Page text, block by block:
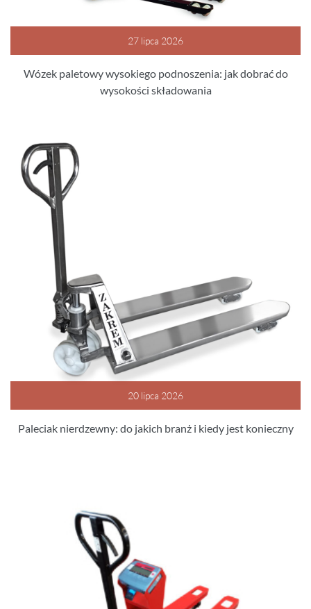
27 lipca 2026
Wózek paletowy wysokiego podnoszenia: jak dobrać do
wysokości składowania
20 lipca 2026
Paleciak nierdzewny: do jakich branż i kiedy jest konieczny